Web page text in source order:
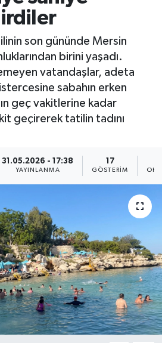
son gününde Mersin
birini yaşadı.
vatandaşlar, adeta
sabahın erken
geç vakitlerine kadar
geçirerek tatilin tadını
31.05.2026 - 17:38
YAYINLANMA
17
GÖSTERIM